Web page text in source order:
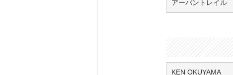
アーバントレイル
KEN OKUYAMA